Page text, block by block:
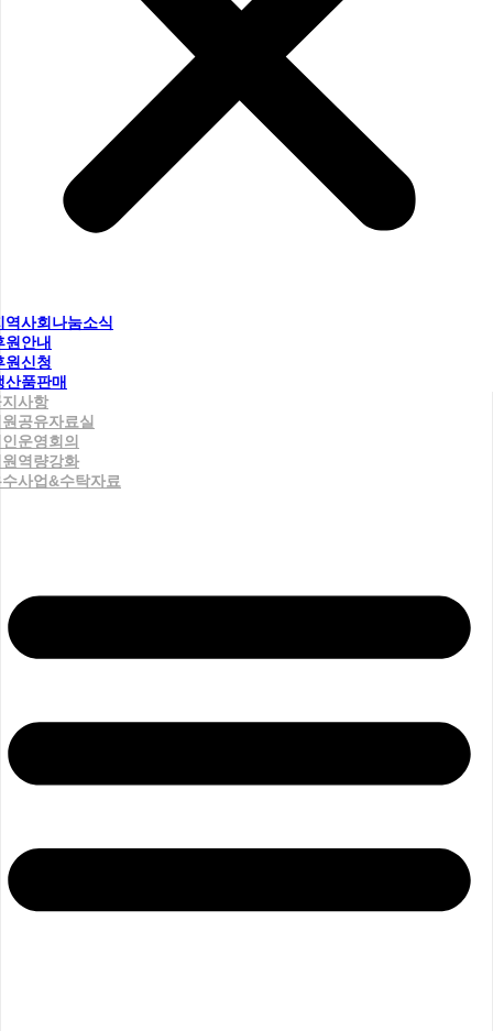
역사회나눔소식
원안내
원신청
산품판매
사항
공유자료실
운영회의
역량강화
사업&수탁자료